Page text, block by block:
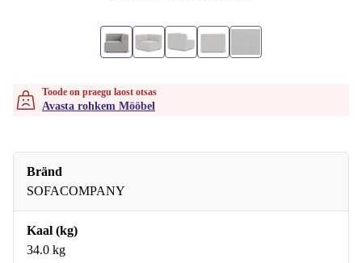
Toode on praegu laost otsas
Avasta rohkem Mööbel
Bränd
SOFACOMPANY
Kaal (kg)
34.0 kg